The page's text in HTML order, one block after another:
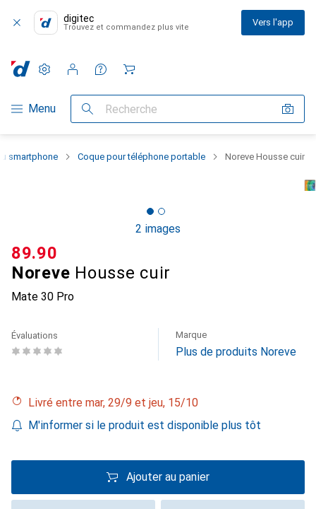
digitec
Trouvez et commandez plus vite Vers l'app
Navigation par catégorie
Menu Recherche
Paramètres
Compte client
Listes de comparaison
Listes d'envies
Panier
smartphone Coque pour téléphone portable Noreve Housse cuir
2 images
Noreve Housse cuir
Mate 30 Pro
CHF
89.90
Évaluations Marque
Plus de produits Noreve
Livré entre mar, 29/9 et jeu, 15/10
M'informer si le produit est disponible plus tôt
Ajouter au panier